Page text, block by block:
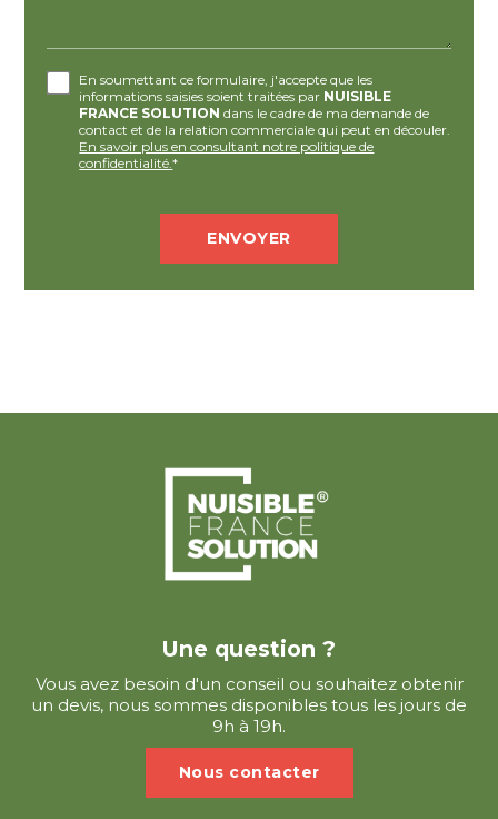
En soumettant ce formulaire, j'accepte que les
informations saisies soient traitées par NUISIBLE
FRANCE SOLUTION dans le cadre de ma demande de
contact et de la relation commerciale qui peut en découler.
En savoir plus en consultant notre politique de
confidentialité.*
Une question ?
Vous avez besoin d'un conseil ou souhaitez obtenir
un devis, nous sommes disponibles tous les jours de
9h à 19h.
Nous contacter